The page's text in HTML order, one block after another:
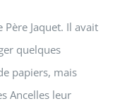
Jaquet. Il avait
quelques
papiers, mais
Ancelles leur